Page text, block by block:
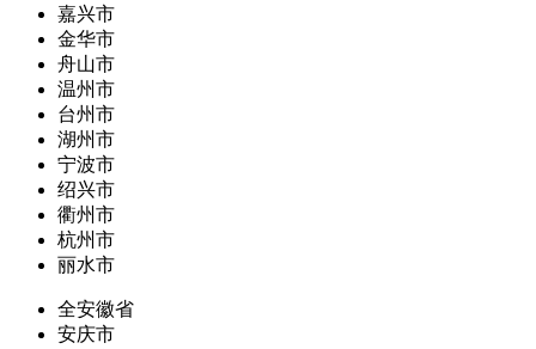
嘉兴市
金华市
舟山市
温州市
台州市
湖州市
宁波市
绍兴市
衢州市
杭州市
丽水市
全安徽省
安庆市